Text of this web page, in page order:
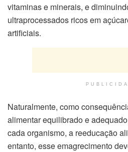
vitaminas e minerais, e
ultraprocessados ricos em
artificiais.
Naturalmente, como
alimentar equilibrado e
cada organismo, a reeducação
entanto, esse emagrecimento